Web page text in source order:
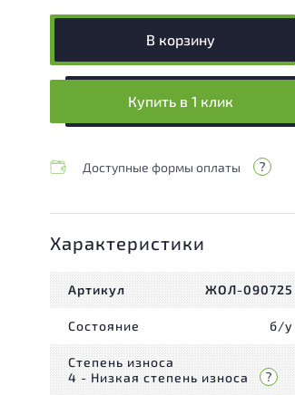
В корзину
Купить в 1 клик
Доступные формы оплаты
Характеристики
Артикул ЖОЛ-090725
Состояние б/у
Степень износа
4 - Низкая степень износа